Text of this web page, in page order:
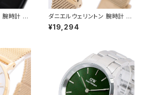
腕時計 PE
ラック
ース ブ
ダニエルウェリントン 腕時計 PE
TITE MESH 32 ブラック DW0
0100347 レディース ブラック
¥19,294